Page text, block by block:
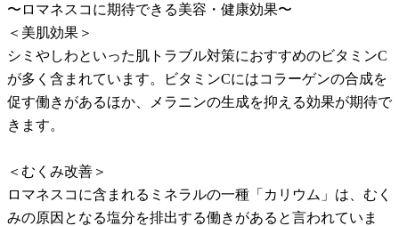
〜ロマネスコに期待できる美容・健康効果〜
＜美肌効果＞
シミやしわといった肌トラブル対策におすすめのビタミンC
が多く含まれています。ビタミンCにはコラーゲンの合成を
促す働きがあるほか、メラニンの生成を抑える効果が期待で
きます。
＜むくみ改善＞
ロマネスコに含まれるミネラルの一種「カリウム」は、むく
みの原因となる塩分を排出する働きがあると言われていま